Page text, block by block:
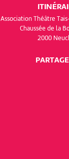
Association Théâtre
Chaussée de la
2000